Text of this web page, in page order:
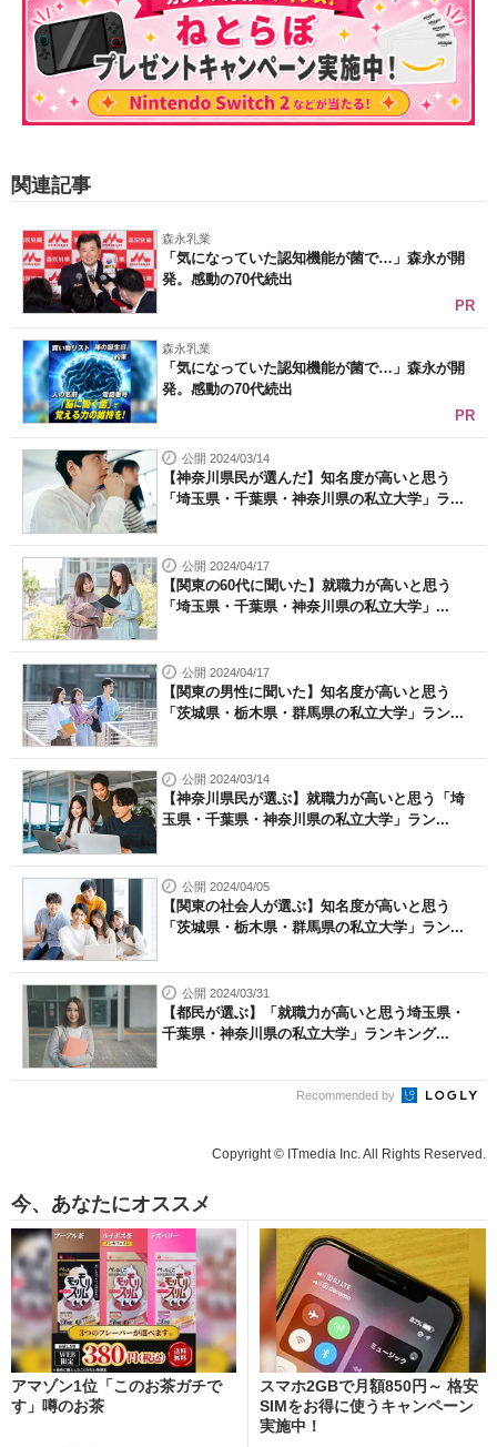
関連記事
森永乳業
「気になっていた認知機能が菌で…」森永が開
発。感動の70代続出
PR
森永乳業
「気になっていた認知機能が菌で…」森永が開
発。感動の70代続出
PR
公開 2024/03/14
【神奈川県民が選んだ】知名度が高いと思う
「埼玉県・千葉県・神奈川県の私立大学」ラ...
公開 2024/04/17
【関東の60代に聞いた】就職力が高いと思う
「埼玉県・千葉県・神奈川県の私立大学」...
公開 2024/04/17
【関東の男性に聞いた】知名度が高いと思う
「茨城県・栃木県・群馬県の私立大学」ラン...
公開 2024/03/14
【神奈川県民が選ぶ】就職力が高いと思う「埼
玉県・千葉県・神奈川県の私立大学」ラン...
公開 2024/04/05
【関東の社会人が選ぶ】知名度が高いと思う
「茨城県・栃木県・群馬県の私立大学」ラン...
公開 2024/03/31
【都民が選ぶ】「就職力が高いと思う埼玉県・
千葉県・神奈川県の私立大学」ランキング...
Recommended by
Copyright © ITmedia Inc. All Rights Reserved.
今、あなたにオススメ
アマゾン1位「このお茶ガチで
す」噂のお茶
スマホ2GBで月額850円～ 格安
SIMをお得に使うキャンペーン
実施中！